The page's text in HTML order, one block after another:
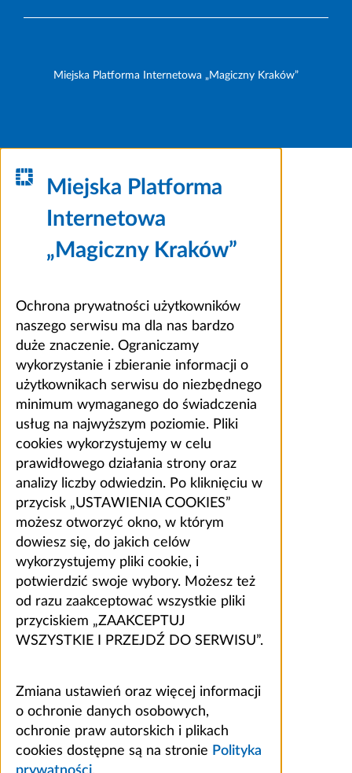
Miejska Platforma Internetowa „Magiczny Kraków”
Miejska Platforma
Internetowa
„Magiczny Kraków”
Ochrona prywatności użytkowników
naszego serwisu ma dla nas bardzo
duże znaczenie. Ograniczamy
wykorzystanie i zbieranie informacji o
użytkownikach serwisu do niezbędnego
minimum wymaganego do świadczenia
usług na najwyższym poziomie. Pliki
cookies wykorzystujemy w celu
prawidłowego działania strony oraz
analizy liczby odwiedzin. Po kliknięciu w
przycisk „USTAWIENIA COOKIES”
możesz otworzyć okno, w którym
dowiesz się, do jakich celów
wykorzystujemy pliki cookie, i
potwierdzić swoje wybory. Możesz też
od razu zaakceptować wszystkie pliki
przyciskiem „ZAAKCEPTUJ
WSZYSTKIE I PRZEJDŹ DO SERWISU”.
Zmiana ustawień oraz więcej informacji
o ochronie danych osobowych,
ochronie praw autorskich i plikach
cookies dostępne są na stronie Polityka